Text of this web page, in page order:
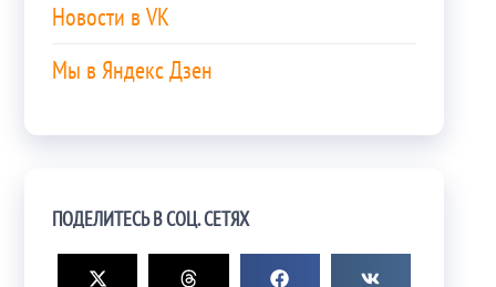
Новости в VK
Мы в Яндекс Дзен
ПОДЕЛИТЕСЬ В СОЦ. СЕТЯХ